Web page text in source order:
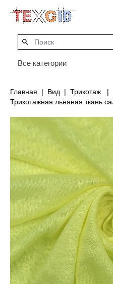
Все категории
Главная Вид
Трикотаж
Трикотажная льняная ткань